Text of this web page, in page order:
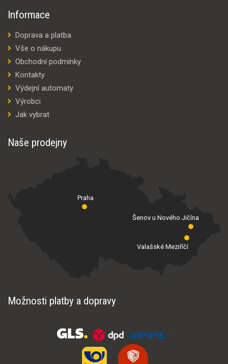
Informace
Doprava a platba
Vše o nákupu
Obchodní podmínky
Kontakty
Výdejní automaty
Výrobci
Jak vybrat
Naše prodejny
Praha
Valašské Meziříčí
Šenov u Nového Jičína
Možnosti platby a dopravy